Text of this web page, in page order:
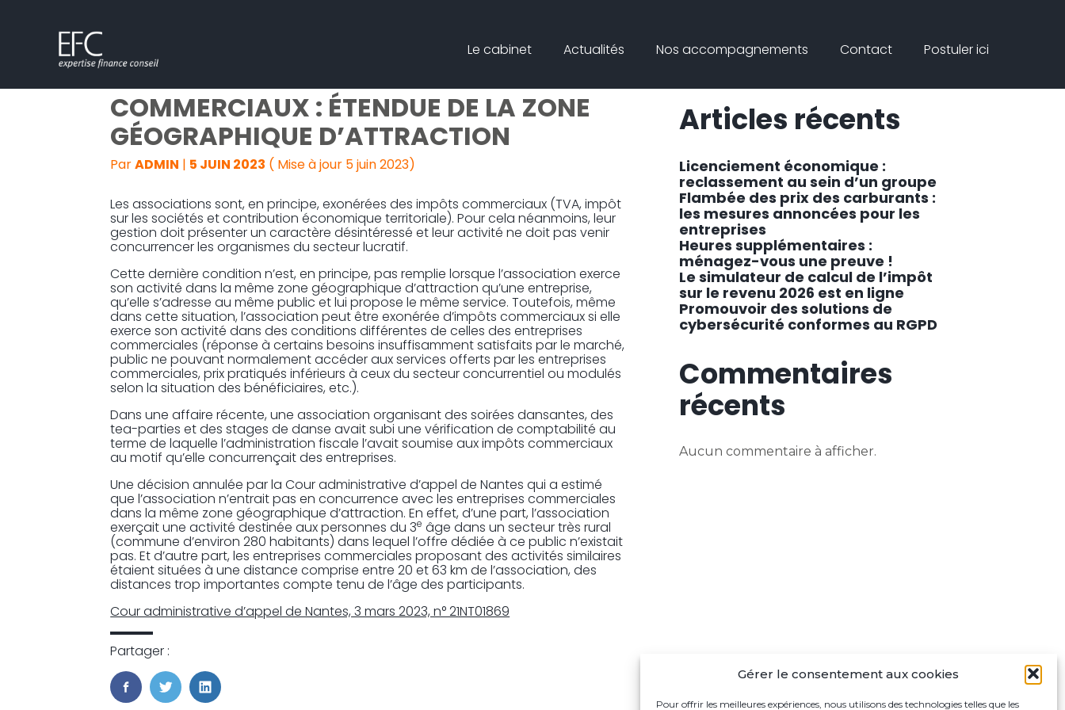
Gérer le consentement aux cookies
Pour offrir les meilleures expériences, nous utilisons des technologies telles que les
Aller
au
Le cabinet Actualités Nos accompagnements Contact Postuler ici
ACTIVITÉS ASSOCIATIVES ET IMPÔTS
COMMERCIAUX : ÉTENDUE DE LA ZONE
GÉOGRAPHIQUE D’ATTRACTION
ParADMIN | 5 JUIN 2023 ( Mise à jour 5 juin 2023)
Les associations sont, en principe, exonérées des impôts commerciaux (TVA, impôt
sur les sociétés et contribution économique territoriale). Pour cela néanmoins, leur
gestion doit présenter un caractère désintéressé et leur activité ne doit pas venir
concurrencer les organismes du secteur lucratif.
Cette dernière condition n’est, en principe, pas remplie lorsque l’association exerce
son activité dans la même zone géographique d’attraction qu’une entreprise,
qu’elle s’adresse au même public et lui propose le même service. Toutefois, même
dans cette situation, l’association peut être exonérée d’impôts commerciaux si elle
exerce son activité dans des conditions différentes de celles des entreprises
commerciales (réponse à certains besoins insuffisamment satisfaits par le marché,
public ne pouvant normalement accéder aux services offerts par les entreprises
commerciales, prix pratiqués inférieurs à ceux du secteur concurrentiel ou modulés
selon la situation des bénéficiaires, etc.).
Dans une affaire récente, une association organisant des soirées dansantes, des
tea-parties et des stages de danse avait subi une vérification de comptabilité au
terme de laquelle l’administration fiscale l’avait soumise aux impôts commerciaux
au motif qu’elle concurrençait des entreprises.
Une décision annulée par la Cour administrative d’appel de Nantes qui a estimé
que l’association n’entrait pas en concurrence avec les entreprises commerciales
dans la même zone géographique d’attraction. En effet, d’une part, l’association
exerçait une activité destinée aux personnes du 3e âge dans un secteur très rural
(commune d’environ 280 habitants) dans lequel l’offre dédiée à ce public n’existait
pas. Et d’autre part, les entreprises commerciales proposant des activités similaires
étaient situées à une distance comprise entre 20 et 63 km de l’association, des
distances trop importantes compte tenu de l’âge des participants.
Cour administrative d’appel de Nantes, 3 mars 2023, n° 21NT01869
Partager :
FaceBook
TwitterLinkedIn
Blog
sidebar
Articles récents
Licenciement économique :
reclassement au sein d’un groupe
Flambée des prix des carburants :
les mesures annoncées pour les
entreprises
Heures supplémentaires :
ménagez-vous une preuve !
Le simulateur de calcul de l’impôt
sur le revenu 2026 est en ligne
Promouvoir des solutions de
cybersécurité conformes au RGPD
Commentaires
récents
Aucun commentaire à afficher.